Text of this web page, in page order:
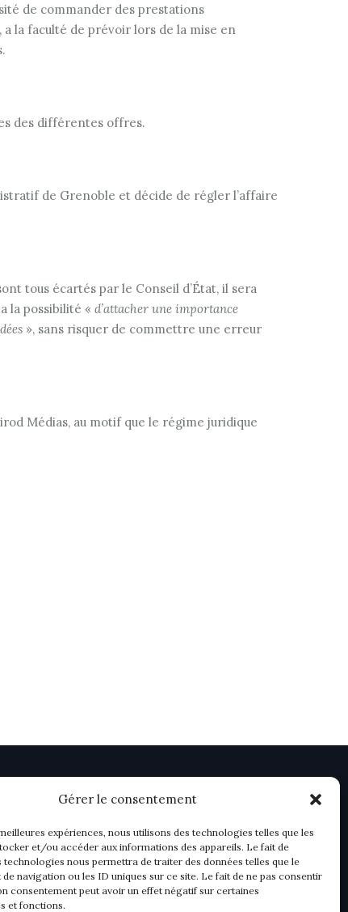
Gérer le consentement
expériences, nous utilisons des technologies telles que les
et/ou accéder aux informations des appareils. Le fait de
technologies nous permettra de traiter des données telles que le
navigation ou les ID uniques sur ce site. Le fait de ne pas consentir
consentement peut avoir un effet négatif sur certaines
et fonctions.
de commander des prestations
la faculté de prévoir lors de la mise en
des différentes offres.
de Grenoble et décide de régler l’affaire
tous écartés par le Conseil d’État, il sera
la possibilité « d’attacher une importance
», sans risquer de commettre une erreur
Médias, au motif que le régime juridique